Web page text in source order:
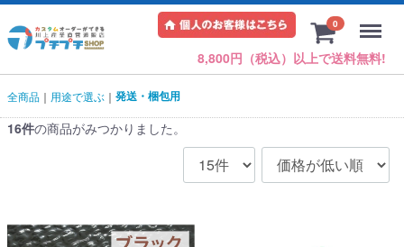
0
8,800円（税込）以上で送料無料!
Menu
全商品 用途で選ぶ 発送・梱包用
16件の商品がみつかりました。